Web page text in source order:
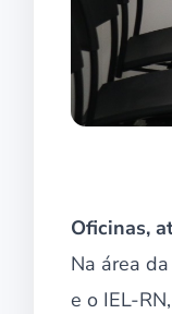
Oficinas,
Na área
e o IEL-